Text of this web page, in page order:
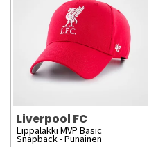
Liverpool FC
Lippalakki MVP Basic
Snapback - Punainen